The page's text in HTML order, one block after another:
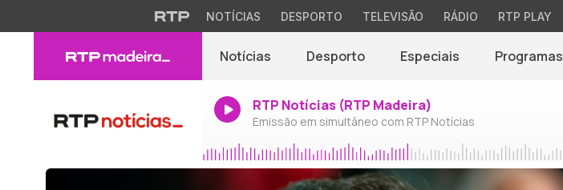
NOTÍCIAS DESPORTO TELEVISÃO RÁDIO RTP PLAY
Notícias Desporto Especiais Programas
RTP Notícias (RTP Madeira)
Emissão em simultâneo com RTP Notícias